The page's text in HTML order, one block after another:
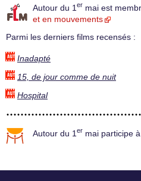
Autour du 1 er mai est
et en mouvements
Parmi les derniers films recensés :
Inadapté
15, de jour comme de nuit
Hospital
Autour du 1 er mai participe